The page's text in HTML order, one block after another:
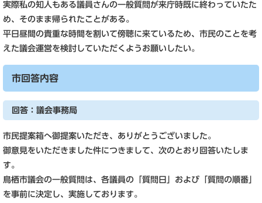
実際私の知人もある議員さんの一般質問が来庁時既に終わっていたた
め、そのまま帰られたことがある。
平日昼間の貴重な時間を割いて傍聴に来ているため、市民のことを考
えた議会運営を検討していただくようお願いしたい。
市回答内容
回答：議会事務局
市民提案箱へ御提案いただき、ありがとうございました。
御意見をいただきました件につきまして、次のとおり回答いたしま
す。
鳥栖市議会の一般質問は、各議員の「質問日」および「質問の順番」
を事前に決定し、実施しております。